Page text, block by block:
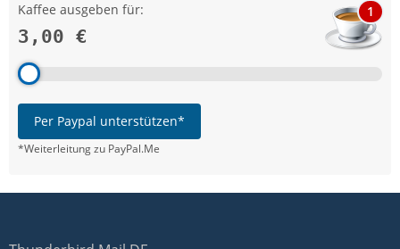
Kaffee ausgeben für:
3,00 €
1
Per Paypal unterstützen*
*Weiterleitung zu PayPal.Me